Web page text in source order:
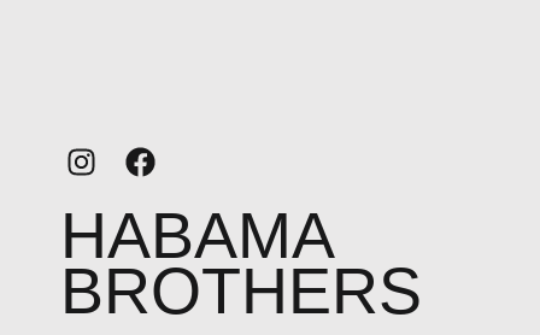
HABAMA
BROTHERS